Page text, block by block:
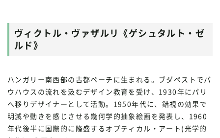
ヴィクトル・ヴァザルリ《ゲシュタルト・ゼ
ルド》
ハンガリー南西部の古都ペーチに生まれる。ブダペストでバ
ウハウスの流れを汲むデザイン教育を受け、1930年にパリ
へ移りデザイナーとして活動。1950年代に、錯視の効果で
明滅や動きを感じさせる幾何学的抽象絵画を発表し、1960
年代後半に国際的に隆盛するオプティカル・アート(光学的